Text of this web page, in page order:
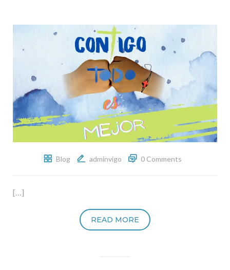
Blog adminvigo 0 Comments
[…]
READ MORE